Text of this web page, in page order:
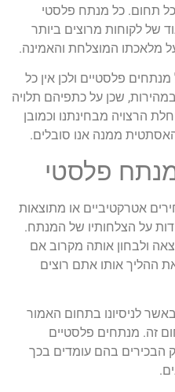
תחום. כל מנתח פלסטי
של לקוחות מרוצים ביותר
מלאכתו המוצלחת והאמינה.
פלסטיים ולכן אין כל
שכן על כתפיהם תלויה
הרצויה מבחינתנו וכמובן
ממנה אנו סובלים.
מנתח פלסטי
אטרקטיביים או מתוצאות
על הצלחותיו של המנתח.
ולבחון אותה מקרוב אם
ההליך אותו אתם רוצים
לניסיונו בתחום האמור
זה. מנתחים פלסטיים
הבכירים בהם עומדים בכך